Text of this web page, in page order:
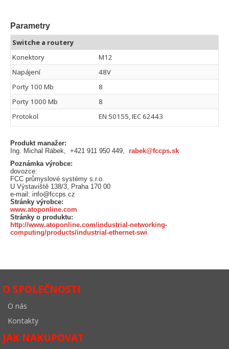
Parametry
Switche a routery
Konektory
M12
Napájení
48V
Porty 100 Mb
8
Porty 1000 Mb
8
Protokol
EN 50155, IEC 62443
Produkt manažer:
Ing. Michal Rábek, +421 911 950 449, rabek@fccps.sk
Poznámka výrobce:
dovozce:
FCC průmyslové systémy s.r.o.
U Výstaviště 138/3, Praha 170 00
e-mail: info@fccps.cz
Stránky výrobce:
www.atoponline.com
Stránky o produktu:
http://www.atoponline.com/industrial-networking-
computing/products/industrial-ethernet-swi
O SPOLEČNOSTI
O nás
Kontakty
JAK NAKUPOVAT